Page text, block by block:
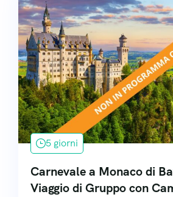
5 giorni
Carnevale a Monaco di
Viaggio di Gruppo con